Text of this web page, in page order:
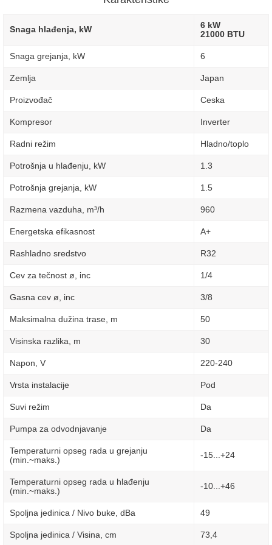
Snaga hlađenja, kW
6 kW
21000 BTU
Snaga grejanja, kW 6
Zemlja Japan
Proizvođač Ceska
Kompresor Inverter
Radni režim Hladno/toplo
Potrošnja u hlađenju, kW 1.3
Potrošnja grejanja, kW 1.5
Razmena vazduha, m³/h 960
Energetska efikasnost A+
Rashladno sredstvo R32
Cev za tečnost ø, inc 1/4
Gasna cev ø, inc 3/8
Maksimalna dužina trase, m 50
Visinska razlika, m 30
Napon, V 220-240
Vrsta instalacije Pod
Suvi režim Da
Pumpa za odvodnjavanje Da
Temperaturni opseg rada u grejanju
(min.~maks.)
-15...+24
Temperaturni opseg rada u hlađenju
(min.~maks.)
-10...+46
Spoljna jedinica / Nivo buke, dBa 49
Spoljna jedinica / Visina, сm 73,4